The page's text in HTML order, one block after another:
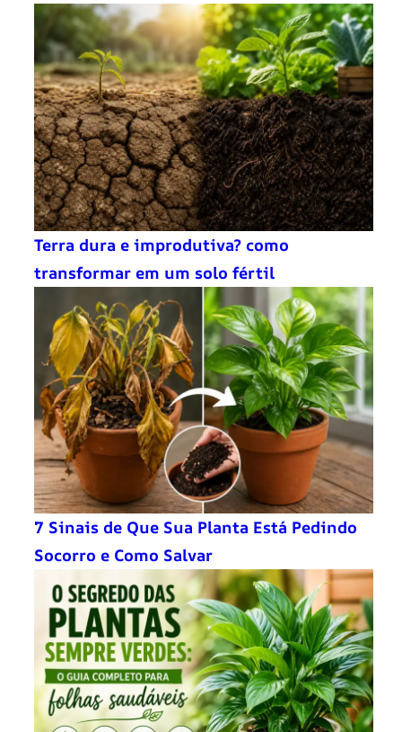
Terra dura e improdutiva? como
transformar em um solo fértil
7 Sinais de Que Sua Planta Está Pedindo
Socorro e Como Salvar